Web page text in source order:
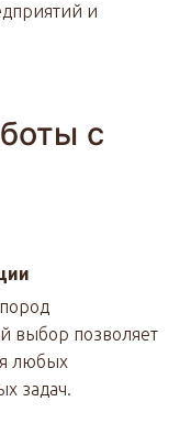
и
с
выбор позволяет
любых
задач.